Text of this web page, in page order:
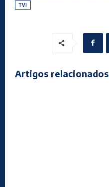
TVI
Artigos relacionados